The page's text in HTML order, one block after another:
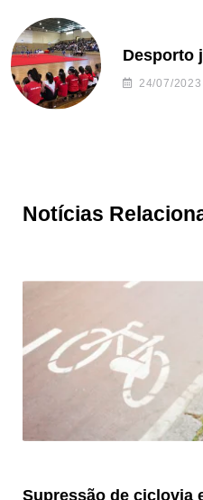
Desporto
24/07/2023
Notícias
Supressão de ciclovia